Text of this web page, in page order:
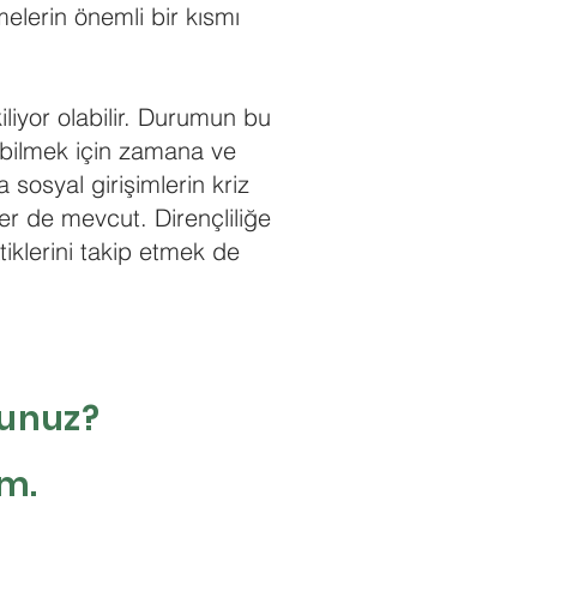
önemli bir kısmı
olabilir. Durumun bu
için zamana ve
sosyal girişimlerin kriz
de mevcut. Dirençliliğe
takip etmek de